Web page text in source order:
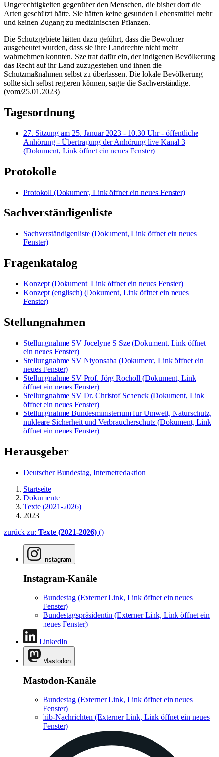
Ungerechtigkeiten gegenüber den Menschen, die bisher dort die
Arten geschützt hätte. Sie hätten keine gesunden Lebensmittel mehr
und keinen Zugang zu medizinischen Pflanzen.
Die Schutzgebiete hätten dazu geführt, dass die Bewohner
ausgebeutet wurden, dass sie ihre Landrechte nicht mehr
wahrnehmen konnten. Sze trat dafür ein, der indigenen Bevölkerung
das Recht auf ihr Land zuzugestehen und ihnen die
Schutzmaßnahmen selbst zu überlassen. Die lokale Bevölkerung
sollte sich selbst regieren können, sagte die Sachverständige.
(vom/25.01.2023)
Tagesordnung
27. Sitzung am 25. Januar 2023 - 10.30 Uhr - öffentliche
Anhörung - Übertragung der Anhörung live Kanal 3
(Dokument, Link öffnet ein neues Fenster)
Protokolle
Protokoll (Dokument, Link öffnet ein neues Fenster)
Sachverständigenliste
Sachverständigenliste (Dokument, Link öffnet ein neues
Fenster)
Fragenkatalog
Konzept (Dokument, Link öffnet ein neues Fenster)
Konzept (englisch) (Dokument, Link öffnet ein neues
Fenster)
Stellungnahmen
Stellungnahme SV Jocelyne S Sze (Dokument, Link öffnet
ein neues Fenster)
Stellungnahme SV Niyonsaba (Dokument, Link öffnet ein
neues Fenster)
Stellungnahme SV Prof. Jörg Rocholl (Dokument, Link
öffnet ein neues Fenster)
Stellungnahme SV Dr. Christof Schenck (Dokument, Link
öffnet ein neues Fenster)
Stellungnahme Bundesministerium für Umwelt, Naturschutz,
nukleare Sicherheit und Verbraucherschutz (Dokument, Link
öffnet ein neues Fenster)
Herausgeber
Deutscher Bundestag, Internetredaktion
Startseite
Dokumente
Texte (2021-2026)
2023
zurück zu: Texte (2021-2026) ()
Instagram
Instagram-Kanäle
Bundestag (Externer Link, Link öffnet ein neues
Fenster)
Bundestagspräsidentin (Externer Link, Link öffnet ein
neues Fenster)
LinkedIn
Mastodon
Mastodon-Kanäle
Bundestag (Externer Link, Link öffnet ein neues
Fenster)
hib-Nachrichten (Externer Link, Link öffnet ein neues
Fenster)